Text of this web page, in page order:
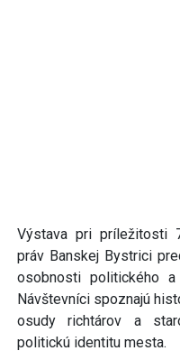
Výstava pri príležitosti
práv Banskej Bystrici
osobnosti politického a
Návštevníci spoznajú
osudy richtárov a
politickú identitu mesta.